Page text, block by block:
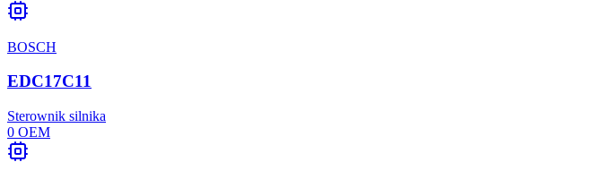
BOSCH
EDC17C11
Sterownik silnika
0 OEM